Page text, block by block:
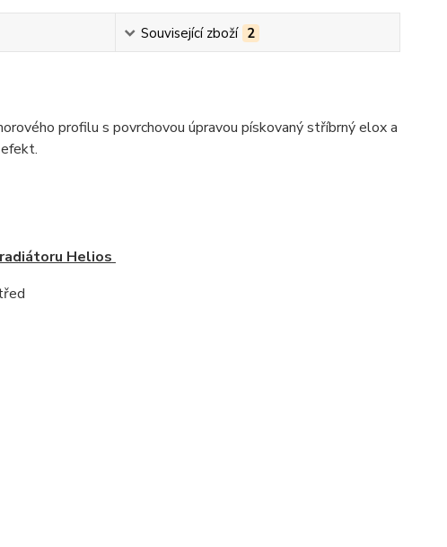
Související zboží 2
profilu s povrchovou úpravou pískovaný stříbrný elox a
Helios